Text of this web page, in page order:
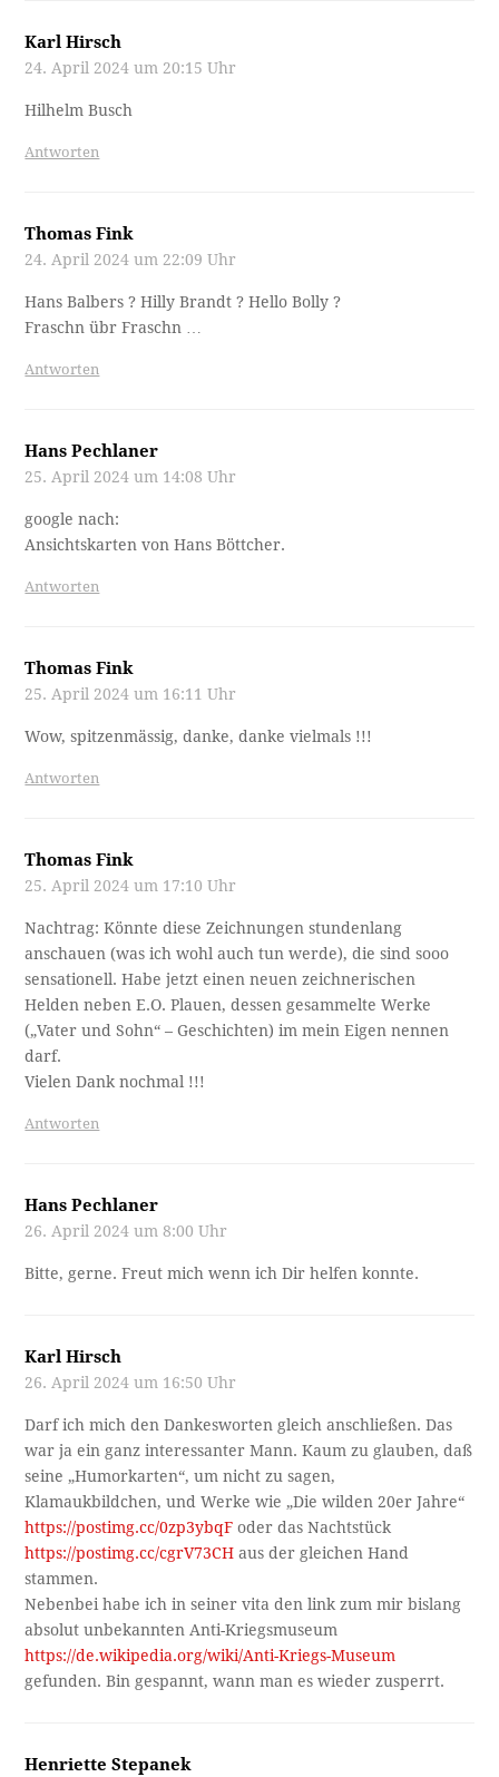
Karl Hirsch
24. April 2024 um 20:15 Uhr
Hilhelm Busch
Antworten
Thomas Fink
24. April 2024 um 22:09 Uhr
Hans Balbers ? Hilly Brandt ? Hello Bolly ?
Fraschn übr Fraschn …
Antworten
Hans Pechlaner
25. April 2024 um 14:08 Uhr
google nach:
Ansichtskarten von Hans Böttcher.
Antworten
Thomas Fink
25. April 2024 um 16:11 Uhr
Wow, spitzenmässig, danke, danke vielmals !!!
Antworten
Thomas Fink
25. April 2024 um 17:10 Uhr
Nachtrag: Könnte diese Zeichnungen stundenlang
anschauen (was ich wohl auch tun werde), die sind sooo
sensationell. Habe jetzt einen neuen zeichnerischen
Helden neben E.O. Plauen, dessen gesammelte Werke
(„Vater und Sohn“ – Geschichten) im mein Eigen nennen
darf.
Vielen Dank nochmal !!!
Antworten
Hans Pechlaner
26. April 2024 um 8:00 Uhr
Bitte, gerne. Freut mich wenn ich Dir helfen konnte.
Karl Hirsch
26. April 2024 um 16:50 Uhr
Darf ich mich den Dankesworten gleich anschließen. Das
war ja ein ganz interessanter Mann. Kaum zu glauben, daß
seine „Humorkarten“, um nicht zu sagen,
Klamaukbildchen, und Werke wie „Die wilden 20er Jahre“
https://postimg.cc/0zp3ybqF oder das Nachtstück
https://postimg.cc/cgrV73CH aus der gleichen Hand
stammen.
Nebenbei habe ich in seiner vita den link zum mir bislang
absolut unbekannten Anti-Kriegsmuseum
https://de.wikipedia.org/wiki/Anti-Kriegs-Museum
gefunden. Bin gespannt, wann man es wieder zusperrt.
Henriette Stepanek